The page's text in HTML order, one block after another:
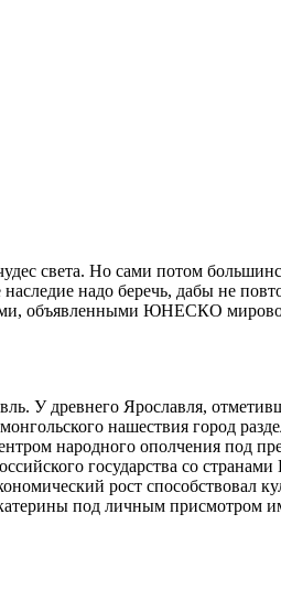
света. Но сами потом
надо беречь, дабы не
объявленными ЮНЕСКО
У древнего Ярославля,
нашествия город
народного ополчения под
государства со
рост способствовал
под личным присмотром